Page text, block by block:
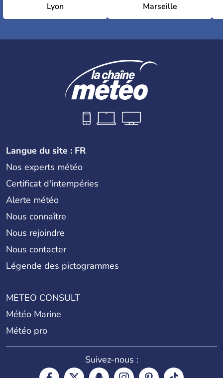
Lyon Marseille
Langue du site : FR
Nos experts météo
Certificat d'intempéries
Alerte météo
Nous connaître
Nous rejoindre
Nous contacter
Légende des pictogrammes
METEO CONSULT
Météo Marine
Météo pro
Suivez-nous :